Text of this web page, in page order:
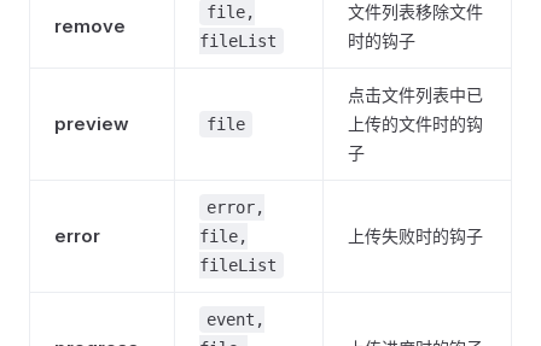
remove
file,
fileList
文件列表移除文件
时的钩子
preview file
点击文件列表中已
上传的文件时的钩
子
error
error,
file,
fileList
上传失败时的钩子
event,